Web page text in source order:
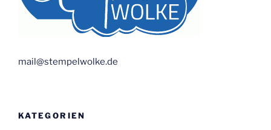
mail@stempelwolke.de
KATEGORIEN